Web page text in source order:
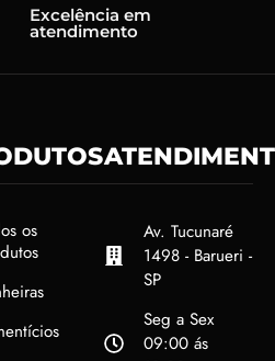
Excelência em
atendimento
os
Av. Tucunaré
1498 - Barueri -
SP
Seg a Sex
09:00 ás